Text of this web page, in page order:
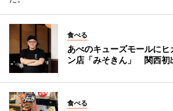
食べる
あべのキューズモールに
ン店「みそきん」 関西初
食べる